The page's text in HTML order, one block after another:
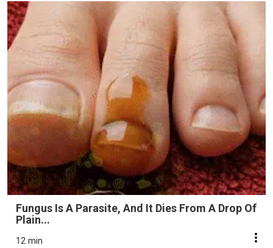
Fungus Is A Parasite, And It Dies From A Drop Of
Plain...
12 min